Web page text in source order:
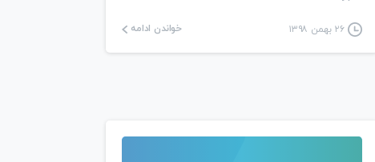
۲۶ بهمن ۱۳۹۸ خواندن ادامه